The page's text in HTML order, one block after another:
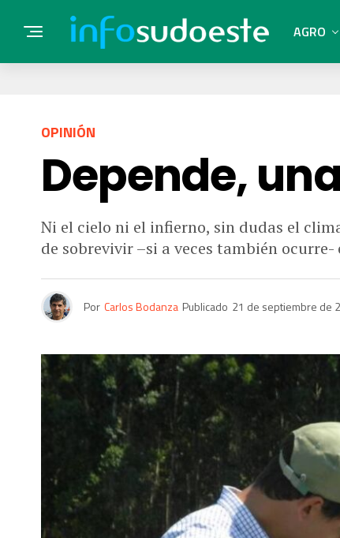
AGRO
OPINIÓN
Depende,
Ni el cielo ni el infierno, sin dudas el
de sobrevivir –si a veces también
Por Carlos Bodanza Publicado 21 de septiembre de